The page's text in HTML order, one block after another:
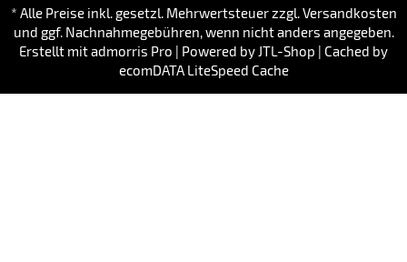
* Alle Preise inkl. gesetzl. Mehrwertsteuer zzgl. Versandkosten
und ggf. Nachnahmegebühren, wenn nicht anders angegeben.
Erstellt mitadmorris Pro | Powered by JTL-Shop | Cached by
ecomDATA LiteSpeed Cache